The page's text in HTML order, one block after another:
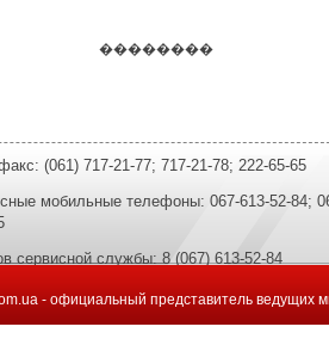
��������
(061) 717-21-77; 717-21-78; 222-65-65
мобильные телефоны: 067-613-52-84;
сервисной службы: 8 (067) 613-52-84
- официальный представитель ведущих